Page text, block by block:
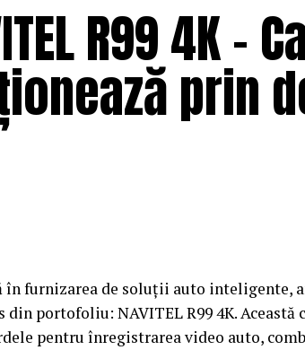
R99 4K –
prin
furnizarea de soluții auto inteligente,
portofoliu: NAVITEL R99 4K. Această
pentru înregistrarea video auto,